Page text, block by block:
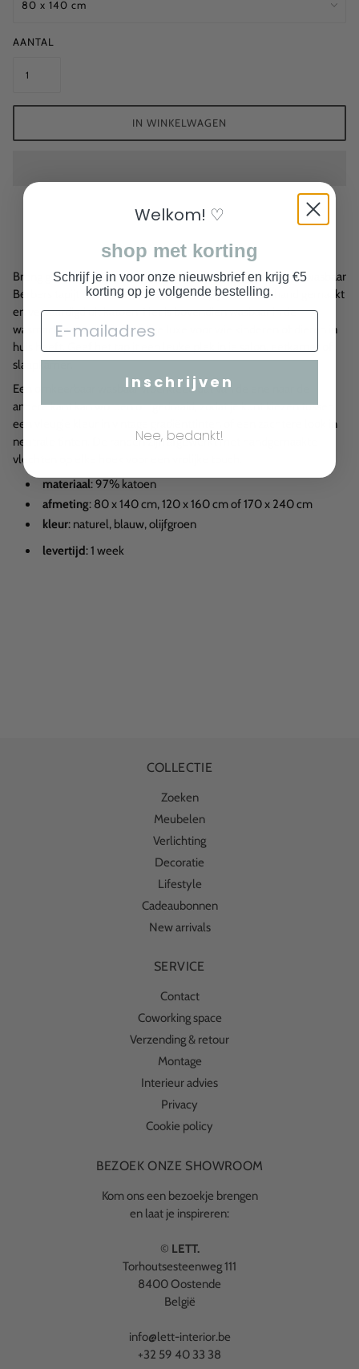
AANTAL
IN WINKELWAGEN
Breng gezelligheid in de leukste hoeken van je huis met dit wasbaar
Berbers tapijt van Lorena Canals. Het tapijt is met de hand gemaakt
en vervaardigd uit katoen. Het is bovendien wasbaar in de
wasmachine, geen overbodige luxe voor wie kinderen of dieren in
huis heeft. Geef het tapijt een leuke plek in je salon, eetkamer of
slaapkamer.
Een omkeerbaar wasbaar vloerkleed dat van de ene naar de
andere kant kan worden omgedraaid, zodat je kunt kiezen tussen
een vleugje kleur in vintage gradiënttinten of een zachtere look in
neutrale tinten. De randen zijn afgewerkt met handgemaakte
vlechten op elke hoek voor een vrolijke touch.
materiaal: 97% katoen
afmeting: 80 x 140 cm, 120 x 160 cm of 170 x 240 cm
kleur: naturel, blauw, olijfgroen
levertijd: 1 week
COLLECTIE
Zoeken
Meubelen
Verlichting
Decoratie
Lifestyle
Cadeaubonnen
New arrivals
SERVICE
Contact
Coworking space
Verzending & retour
Montage
Interieur advies
Privacy
Cookie policy
BEZOEK ONZE SHOWROOM
Kom ons een bezoekje brengen
en laat je inspireren:
© LETT.
Torhoutsesteenweg 111
8400 Oostende
België
info@lett-interior.be
+32 59 40 33 38
Welkom! ♡
shop met korting
Schrijf je in voor onze nieuwsbrief en krijg €5
korting op je volgende bestelling.
Inschrijven
Nee, bedankt!